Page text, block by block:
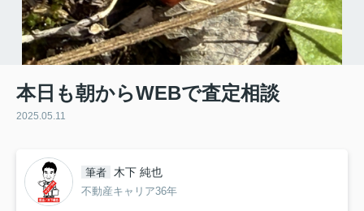
本日も朝からWEBで査定相談
2025.05.11
筆者 木下 純也
不動産キャリア36年